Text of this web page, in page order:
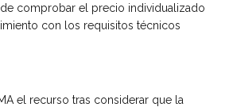
comprobar el precio individualizado
con los requisitos técnicos
el recurso tras considerar que la